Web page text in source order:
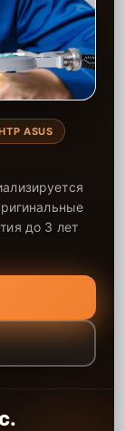
ASUS
до 3 лет